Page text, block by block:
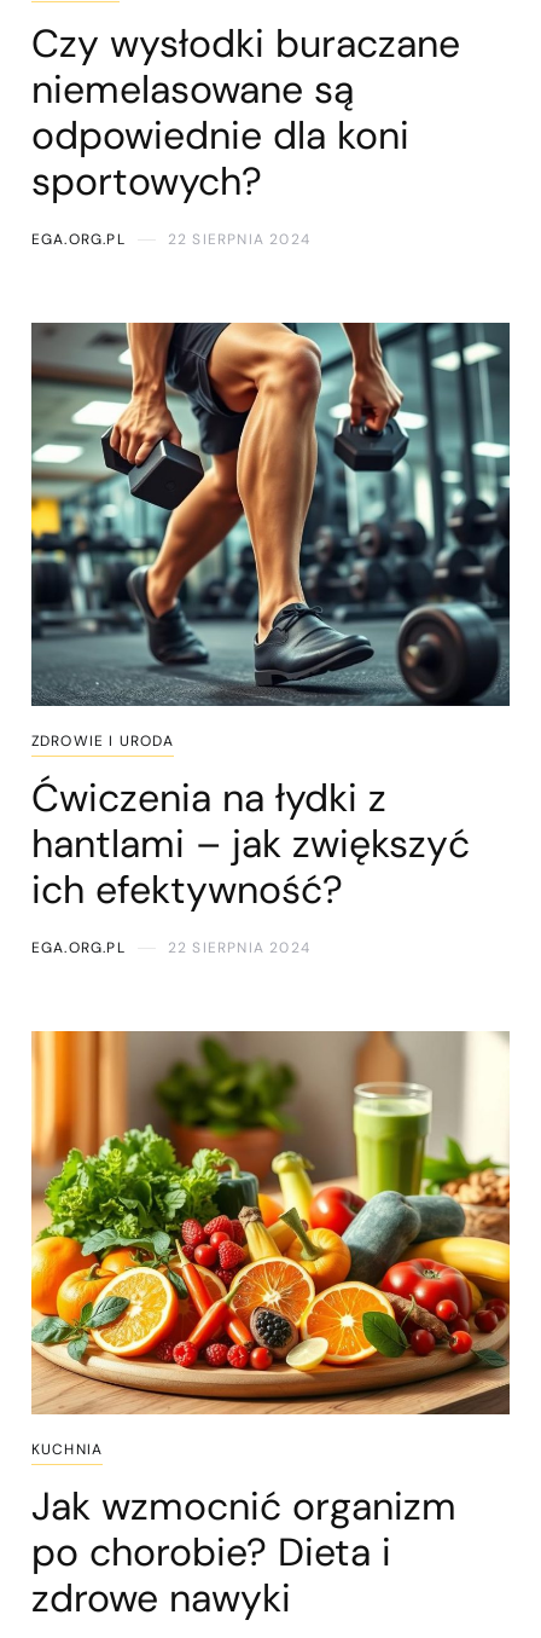
Czy wysłodki buraczane
niemelasowane są
odpowiednie dla koni
sportowych?
EGA.ORG.PL 22 SIERPNIA 2024
ZDROWIE I URODA
Ćwiczenia na łydki z
hantlami – jak zwiększyć
ich efektywność?
EGA.ORG.PL 22 SIERPNIA 2024
KUCHNIA
Jak wzmocnić organizm
po chorobie? Dieta i
zdrowe nawyki